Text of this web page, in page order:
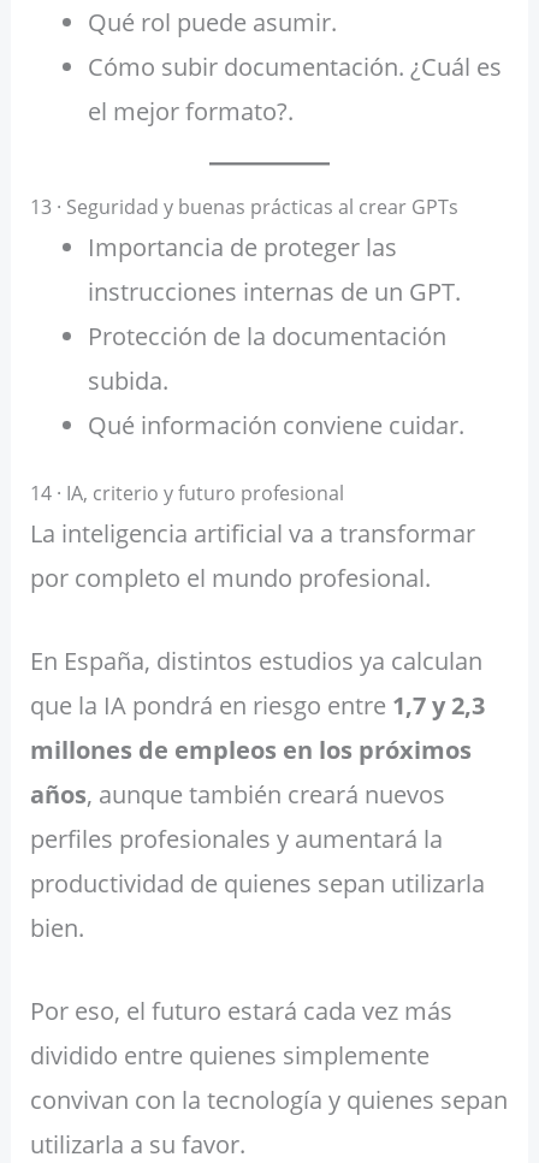
Qué rol puede asumir.
Cómo subir documentación. ¿Cuál es
el mejor formato?.
13 · Seguridad y buenas prácticas al crear GPTs
Importancia de proteger las
instrucciones internas de un GPT.
Protección de la documentación
subida.
Qué información conviene cuidar.
14 · IA, criterio y futuro profesional
La inteligencia artificial va a transformar
por completo el mundo profesional.
En España, distintos estudios ya calculan
que la IA pondrá en riesgo entre 1,7 y 2,3
millones de empleos en los próximos
años, aunque también creará nuevos
perfiles profesionales y aumentará la
productividad de quienes sepan utilizarla
bien.
Por eso, el futuro estará cada vez más
dividido entre quienes simplemente
convivan con la tecnología y quienes sepan
utilizarla a su favor.